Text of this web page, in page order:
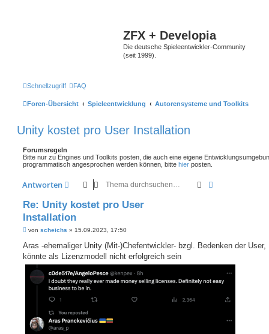
ZFX + Developia
Die deutsche Spieleentwickler-Community
(seit 1999).
Schnellzugriff FAQ
Foren-Übersicht Spieleentwicklung Autorensysteme und Toolkits
Unity kostet pro User Installation
Forumsregeln
Bitte nur zu Engines und Toolkits posten, die auch eine eigene
programmatisch angesprochen werden können, bitte hier posten.
Antworten Suche
Re: Unity kostet pro User
Installation
B
i
r
a
von scheichs » 15.09.2023, 17:50
Aras -ehemaliger Unity (Mit-)Chefentwickler- bzgl. Bedenken der User,
könnte als Lizenzmodell nicht erfolgreich sein